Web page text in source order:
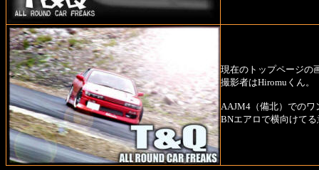
現在のトップページの
撮影者はHiromuくん。
AAJM4（備北）での
BNエアロで横向けて